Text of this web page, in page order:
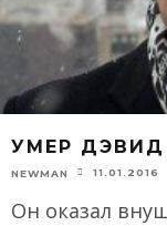
УМЕР
NEWMAN 11.01.2016
Он оказал